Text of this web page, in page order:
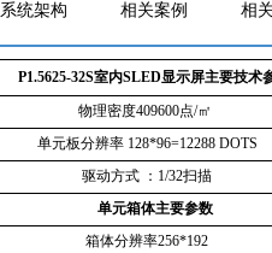
系统架构 相关案例 相
P1.5625-32S室内SLED显示屏主要技术
物理密度409600点/㎡
单元板分辨率 128*96=12288 DOTS
驱动方式 ： 1/32扫描
单元箱体主要参数
箱体分辨率256*192